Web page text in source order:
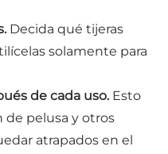
Decida qué tijeras
solamente para
de cada uso. Esto
de pelusa y otros
atrapados en el